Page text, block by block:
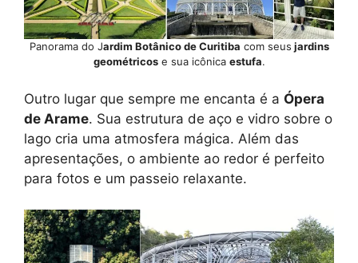
Panorama do Jardim Botânico de Curitiba com seus jardins
geométricose sua icônica estufa.
Outro lugar que sempre me encanta é a Ópera
de Arame. Sua estrutura de aço e vidro sobre o
lago cria uma atmosfera mágica. Além das
apresentações, o ambiente ao redor é perfeito
para fotos e um passeio relaxante.